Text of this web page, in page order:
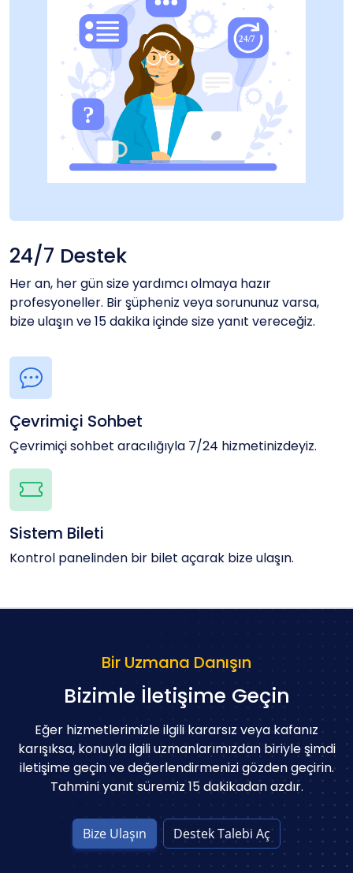
24/7 Destek
Her an, her gün size yardımcı olmaya hazır
profesyoneller. Bir şüpheniz veya sorununuz varsa,
bize ulaşın ve 15 dakika içinde size yanıt vereceğiz.
Çevrimiçi Sohbet
Çevrimiçi sohbet aracılığıyla 7/24 hizmetinizdeyiz.
Sistem Bileti
Kontrol panelinden bir bilet açarak bize ulaşın.
Bir Uzmana Danışın
Bizimle İletişime Geçin
Eğer hizmetlerimizle ilgili kararsız veya kafanız
karışıksa, konuyla ilgili uzmanlarımızdan biriyle şimdi
iletişime geçin ve değerlendirmenizi gözden geçirin.
Tahmini yanıt süremiz 15 dakikadan azdır.
Bize Ulaşın Destek Talebi Aç